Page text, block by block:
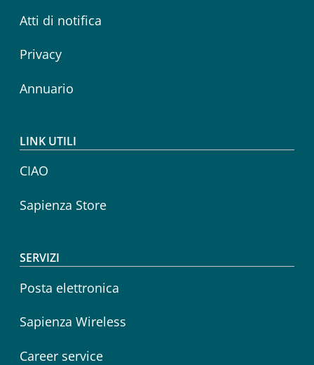
Atti di notifica
Privacy
Annuario
LINK UTILI
CIAO
Sapienza Store
SERVIZI
Posta elettronica
Sapienza Wireless
Career service